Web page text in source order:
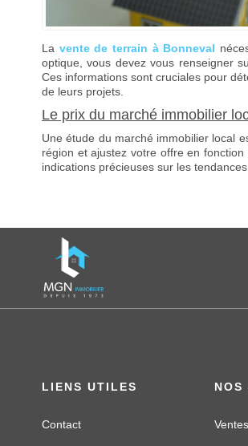
La vente de terrain à Bonneval
optique, vous devez vous renseigner
Ces informations sont cruciales pour
de leurs projets.
Le prix du marché immobilier
Une étude du marché immobilier local
région et ajustez votre offre en
indications précieuses sur les
LIENS UTILES
Contact
NOS
Ventes